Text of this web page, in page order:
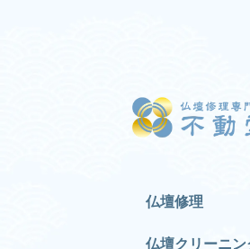
仏壇修理
仏壇クリーニン